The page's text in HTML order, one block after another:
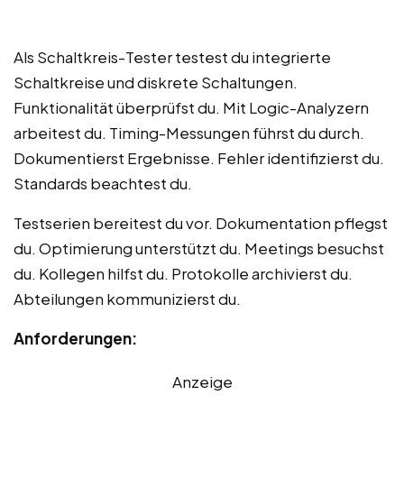
Als Schaltkreis-Tester testest du integrierte
Schaltkreise und diskrete Schaltungen.
Funktionalität überprüfst du. Mit Logic-Analyzern
arbeitest du. Timing-Messungen führst du durch.
Dokumentierst Ergebnisse. Fehler identifizierst du.
Standards beachtest du.
Testserien bereitest du vor. Dokumentation pflegst
du. Optimierung unterstützt du. Meetings besuchst
du. Kollegen hilfst du. Protokolle archivierst du.
Abteilungen kommunizierst du.
Anforderungen:
Anzeige